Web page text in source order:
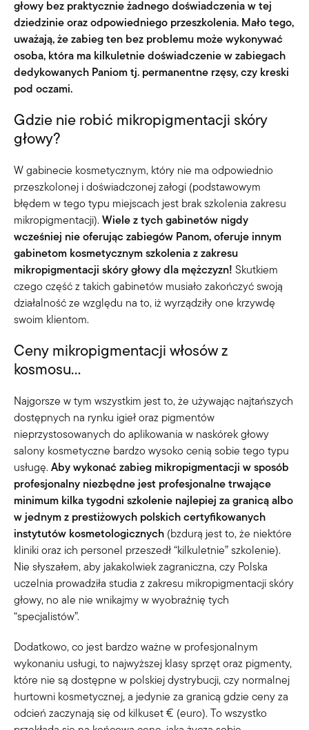
głowy bez praktycznie żadnego doświadczenia w tej
dziedzinie oraz odpowiedniego przeszkolenia. Mało tego,
uważają, że zabieg ten bez problemu może wykonywać
osoba, która ma kilkuletnie doświadczenie w zabiegach
dedykowanych Paniom tj. permanentne rzęsy, czy kreski
pod oczami.
Gdzie nie robić mikropigmentacji skóry
głowy?
W gabinecie kosmetycznym, który nie ma odpowiednio
przeszkolonej i doświadczonej załogi (podstawowym
błędem w tego typu miejscach jest brak szkolenia zakresu
mikropigmentacji). Wiele z tych gabinetów nigdy
wcześniej nie oferując zabiegów Panom, oferuje innym
gabinetom kosmetycznym szkolenia z zakresu
mikropigmentacji skóry głowy dla mężczyzn! Skutkiem
czego część z takich gabinetów musiało zakończyć swoją
działalność ze względu na to, iż wyrządziły one krzywdę
swoim klientom.
Ceny mikropigmentacji włosów z
kosmosu…
Najgorsze w tym wszystkim jest to, że używając najtańszych
dostępnych na rynku igieł oraz pigmentów
nieprzystosowanych do aplikowania w naskórek głowy
salony kosmetyczne bardzo wysoko cenią sobie tego typu
usługę. Aby wykonać zabieg mikropigmentacji w sposób
profesjonalny niezbędne jest profesjonalne trwające
minimum kilka tygodni szkolenie najlepiej za granicą albo
w jednym z prestiżowych polskich certyfikowanych
instytutów kosmetologicznych (bzdurą jest to, że niektóre
kliniki oraz ich personel przeszedł “kilkuletnie” szkolenie).
Nie słyszałem, aby jakakolwiek zagraniczna, czy Polska
uczelnia prowadziła studia z zakresu mikropigmentacji skóry
głowy, no ale nie wnikajmy w wyobraźnię tych
“specjalistów”.
Dodatkowo, co jest bardzo ważne w profesjonalnym
wykonaniu usługi, to najwyższej klasy sprzęt oraz pigmenty,
które nie są dostępne w polskiej dystrybucji, czy normalnej
hurtowni kosmetycznej, a jedynie za granicą gdzie ceny za
odcień zaczynają się od kilkuset € (euro). To wszystko